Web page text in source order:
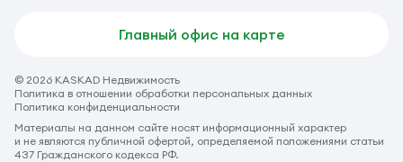
Главный офис на карте
© 2026 KASKAD Недвижимость
Политика в отношении обработки персональных данных
Политика конфиденциальности
Материалы на данном сайте носят информационный характер
и не являются публичной офертой, определяемой положениями статьи
437 Гражданского кодекса РФ.